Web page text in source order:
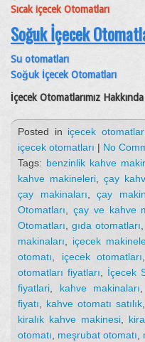
Sıcak içecek Otomatları
Soğuk İçecek
Su otomatları
Soğuk İçecek Otomatları
İçecek Otomatlarımız
Posted in içecek
içecek otomatları | No
Tags: benzinlik kahve
kahve makineleri, çay
çay makinaları,çay
Otomatları, çay ve kahve
Otomatları, gıda otomatları,
makinaları, içecek
otomatı, içecek otomatları
otomatları fiyatları, İçecek
fiyatlari, kahve makinaları,
fiyatı, kahve otomatı satılık,
kiralık kahve makinesi,
otomatı, meşrubat otomatı,